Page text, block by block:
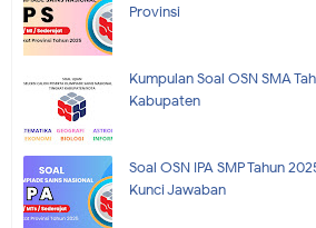
Provinsi
Kumpulan Soal OSN SMA
Kabupaten
Soal OSN IPA SMP Tahun
Kunci Jawaban